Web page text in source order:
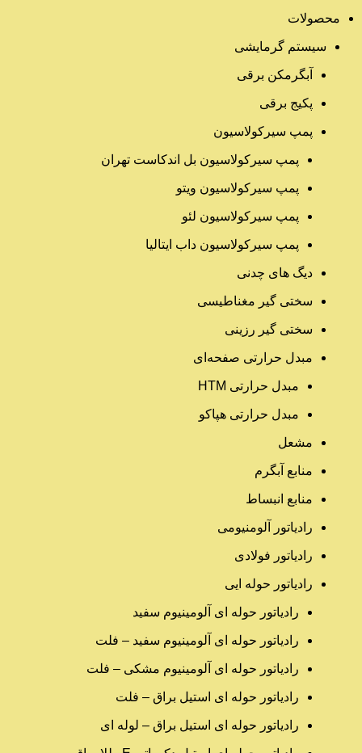
محصولات
سیستم گرمایشی
آبگرمکن برقی
پکیج برقی
پمپ سیرکولاسیون
پمپ سیرکولاسیون بل اندکاست تهران
پمپ سیرکولاسیون ویتو
پمپ سیرکولاسیون لئو
پمپ سیرکولاسیون داب ایتالیا
دیگ های چدنی
سختی گیر مغناطیسی
سختی گیر رزینی
مبدل حرارتی صفحه‌ای
مبدل حرارتی HTM‎
مبدل حرارتی هپاکو
مشعل
منابع آبگرم
منابع انبساط
رادیاتور آلومنیومی
رادیاتور فولادی
رادیاتور حوله ایی
رادیاتور حوله ای آلومینیوم سفید
رادیاتور حوله ای آلومینیوم سفید – فلت
رادیاتور حوله ای آلومینیوم مشکی – فلت
رادیاتور حوله ای استیل براق – فلت
رادیاتور حوله ای استیل براق – لوله ای